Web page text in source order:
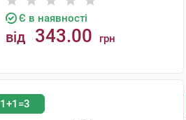
Є в наявності
від 343.00 грн
1+1=3